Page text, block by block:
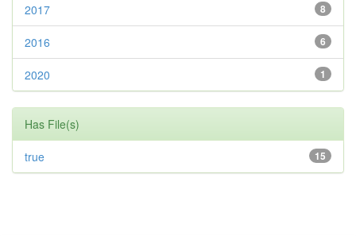
8
2017
6
2016
1
2020
Has File(s)
15
true